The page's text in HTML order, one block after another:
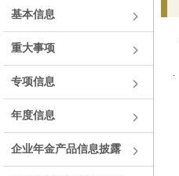
基本信息
重大事项
专项信息
年度信息
企业年金产品信息披露
.